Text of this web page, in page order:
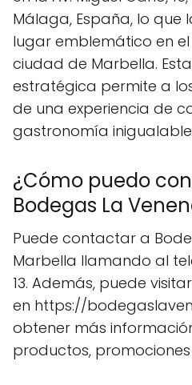
Málaga, España, lo que
lugar emblemático en
ciudad de Marbella.
estratégica permite a
de una experiencia de
gastronomía
¿Cómo puedo
Bodegas La
Puede contactar a
Marbella llamando al
13. Además, puede
en https://
obtener más
productos, promociones